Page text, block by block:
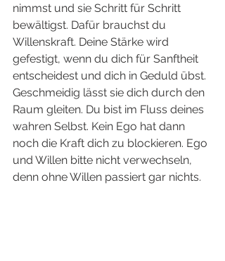
nimmst und sie Schritt für Schritt
bewältigst. Dafür brauchst du
Willenskraft. Deine Stärke wird
gefestigt, wenn du dich für Sanftheit
entscheidest und dich in Geduld übst.
Geschmeidig lässt sie dich durch den
Raum gleiten. Du bist im Fluss deines
wahren Selbst. Kein Ego hat dann
noch die Kraft dich zu blockieren. Ego
und Willen bitte nicht verwechseln,
denn ohne Willen passiert gar nichts.